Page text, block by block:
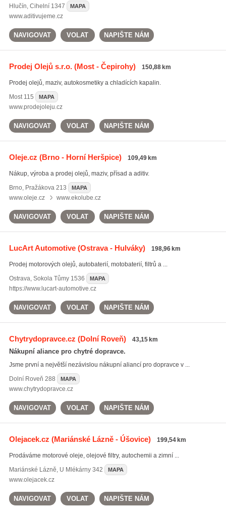
Hlučín, Cihelní 1347 MAPA
www.aditivujeme.cz
NAVIGOVAT VOLAT NAPIŠTE NÁM
Prodej Olejů s.r.o.(Most - Čepirohy) 150,88 km
Prodej olejů, maziv, autokosmetiky a chladících kapalin.
Most115 MAPA
www.prodejoleju.cz
NAVIGOVAT VOLAT NAPIŠTE NÁM
Oleje.cz (Brno - Horní Heršpice) 109,49 km
Nákup, výroba a prodej olejů, maziv, přísad a aditiv.
Brno, Pražákova 213 MAPA
www.oleje.cz www.ekolube.cz
NAVIGOVAT VOLAT NAPIŠTE NÁM
LucArt Automotive(Ostrava - Hulváky) 198,96 km
Prodej motorových olejů, autobaterií, motobaterií, filtrů a ...
Ostrava, Sokola Tůmy 1536 MAPA
https://www.lucart-automotive.cz
NAVIGOVAT VOLAT NAPIŠTE NÁM
Chytrydopravce.cz (Dolní Roveň) 43,15 km
Nákupní aliance pro chytré dopravce.
Jsme první a největší nezávislou nákupní aliancí pro dopravce v ...
Dolní Roveň 288 MAPA
www.chytrydopravce.cz
NAVIGOVAT VOLAT NAPIŠTE NÁM
Olejacek.cz (Mariánské Lázně - Úšovice) 199,54 km
Prodáváme motorové oleje, olejové filtry, autochemii a zimní ...
Mariánské Lázně, U Mlékárny 342 MAPA
www.olejacek.cz
NAVIGOVAT VOLAT NAPIŠTE NÁM